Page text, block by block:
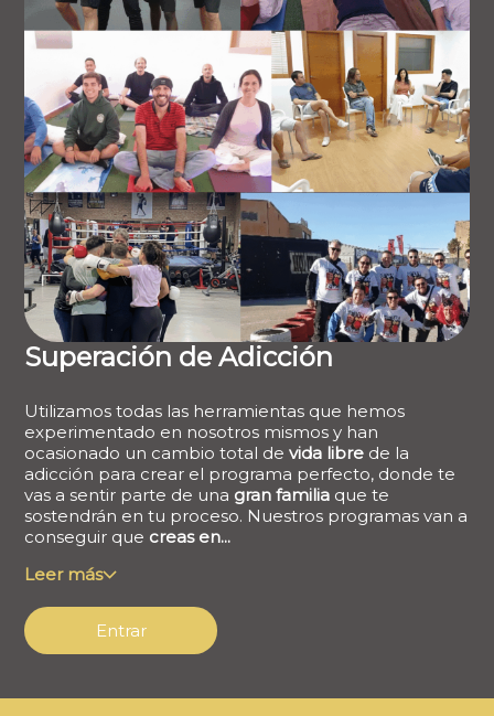
Superación de Adicción
Utilizamos todas las herramientas que hemos
experimentado en nosotros mismos y han
ocasionado un cambio total de vida libre de la
adicción para crear el programa perfecto, donde te
vas a sentir parte de una gran familia que te
sostendrán en tu proceso. Nuestros programas van a
conseguir que creas en...
Leer más
Entrar